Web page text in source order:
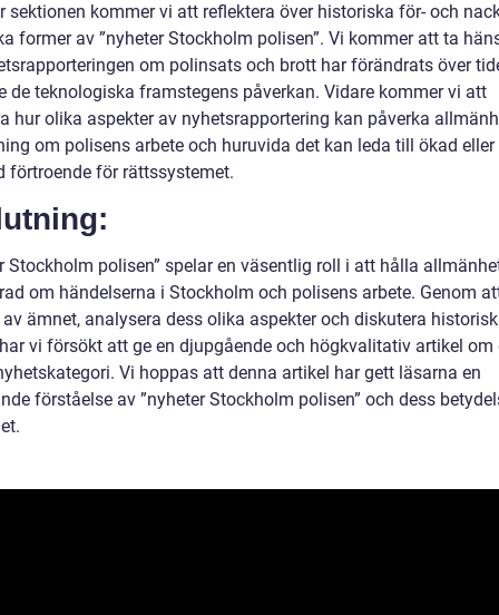
sektionen kommer vi att reflektera över historiska för- och
former av ”nyheter Stockholm polisen”. Vi kommer att ta
om polinsats och brott har förändrats över
de teknologiska framstegens påverkan. Vidare kommer vi att
hur olika aspekter av nyhetsrapportering kan påverka
om polisens arbete och huruvida det kan leda till ökad eller
förtroende för rättssystemet.
Stockholm polisen” spelar en väsentlig roll i att hålla
om händelserna i Stockholm och polisens arbete. Genom
ämnet, analysera dess olika aspekter och diskutera
vi försökt att ge en djupgående och högkvalitativ artikel om
Vi hoppas att denna artikel har gett läsarna en
förståelse av ”nyheter Stockholm polisen” och dess